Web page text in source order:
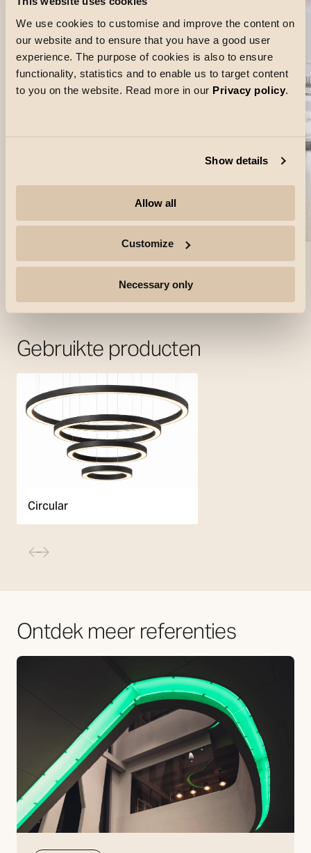
We use cookies to customise and improve the content on
our website and to ensure that you have a good user
experience. The purpose of cookies is also to ensure
functionality, statistics and to enable us to target content
to you on the website. Read more in our Privacy policy.
Show details
Allow all
Customize
Necessary only
Gebruikte producten
Circular
Ontdek meer referenties